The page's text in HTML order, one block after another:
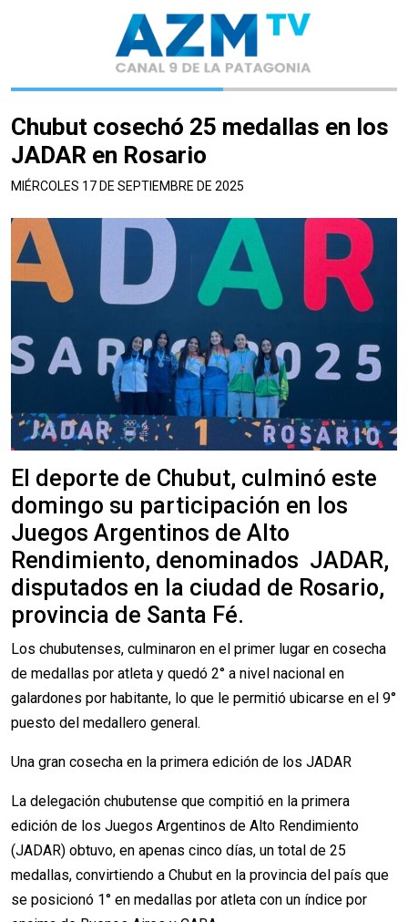
Chubut cosechó 25 medallas en los
JADAR en Rosario
MIÉRCOLES 17 DE SEPTIEMBRE DE 2025
El deporte de Chubut, culminó este
domingo su participación en los
Juegos Argentinos de Alto
Rendimiento, denominados JADAR,
disputados en la ciudad de Rosario,
provincia de Santa Fé.
Los chubutenses, culminaron en el primer lugar en cosecha
de medallas por atleta y quedó 2° a nivel nacional en
galardones por habitante, lo que le permitió ubicarse en el 9°
puesto del medallero general.
Una gran cosecha en la primera edición de los JADAR
La delegación chubutense que compitió en la primera
edición de los Juegos Argentinos de Alto Rendimiento
(JADAR) obtuvo, en apenas cinco días, un total de 25
medallas, convirtiendo a Chubut en la provincia del país que
se posicionó 1° en medallas por atleta con un índice por